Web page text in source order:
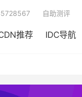
推荐 IDC导航
自助测评